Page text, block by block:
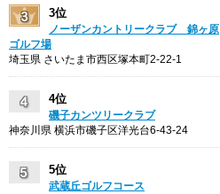
3位
ノーザンカントリークラブ 錦ヶ原
ゴルフ場
埼玉県 さいたま市西区塚本町2-22-1
4位
磯子カンツリークラブ
神奈川県 横浜市磯子区洋光台6-43-24
5位
武蔵丘ゴルフコース